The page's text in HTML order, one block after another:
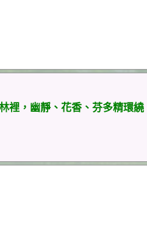
裡，幽靜、花香、芬多精環